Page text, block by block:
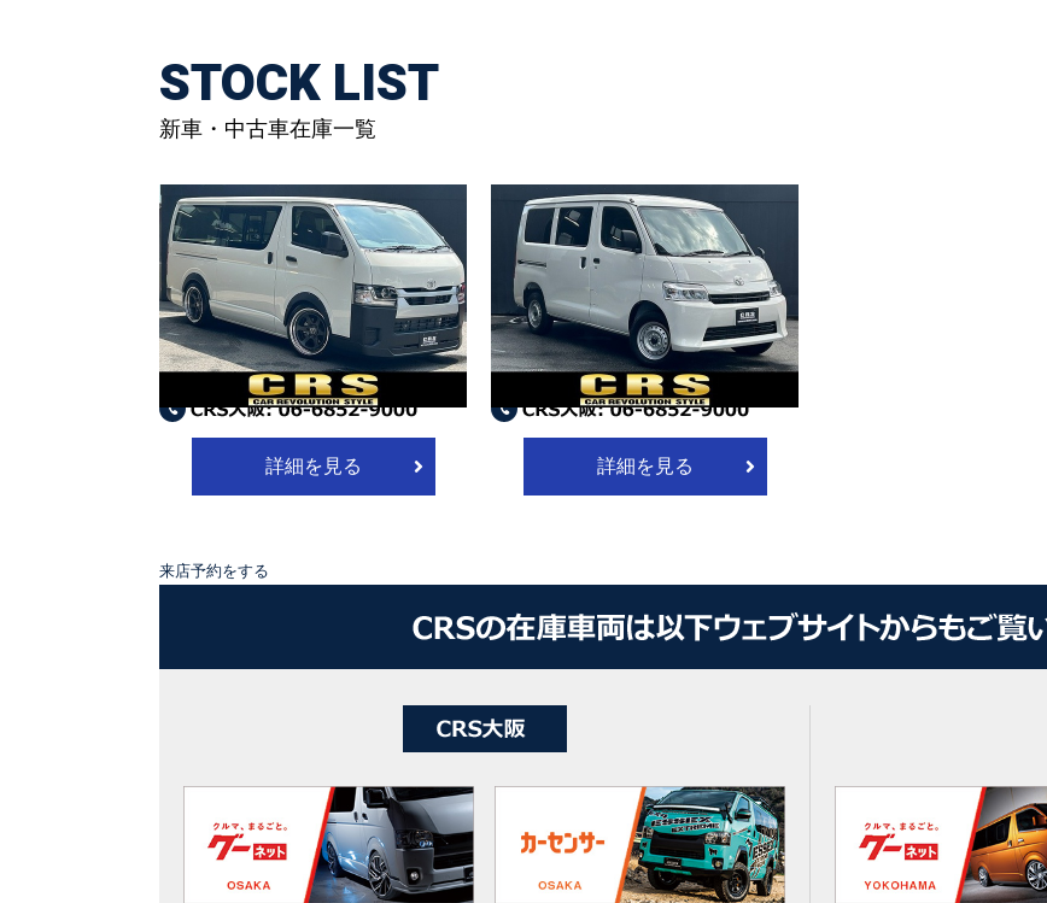
STOCK LIST
新車・中古車在庫一覧
6808.令和8年式 ハイエースバン DX 2WD
2,800cc ディーゼル車 走行8キロ 新車未登
録
車両本体 ￥4,440,000
（メーカーオプション＋諸費用別途必要）
詳細を見る
6592.令和8年式 タウンエースバン GL 4WD
1,500cc ガソリン車 走行13キロ 新車未登録
車両本体 ￥2,750,000
（メーカーオプション＋諸費用別途必要）
詳細を見る
来店予約をする